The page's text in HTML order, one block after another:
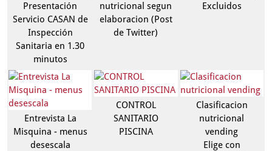
Presentación
Servicio CASAN de
Inspección
Sanitaria en 1.30
minutos
nutricional segun
elaboracion (Post
de Twitter)
Excluidos
Entrevista La
Misquina - menus
desescala
CONTROL
SANITARIO
PISCINA
Clasificacion
nutricional
vending
Elige con